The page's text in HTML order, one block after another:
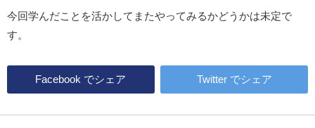
今回学んだことを活かしてまたやってみるかどうかは未定で
す。
Facebook でシェア Twitterでシェア